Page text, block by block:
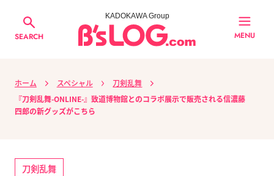
SEARCH
KADOKAWA Group
MENU
ホーム スペシャル
刀剣乱舞
『刀剣乱舞-ONLINE-』致道博物館とのコラボ展示で販売される信濃藤
四郎の新グッズがこちら
刀剣乱舞